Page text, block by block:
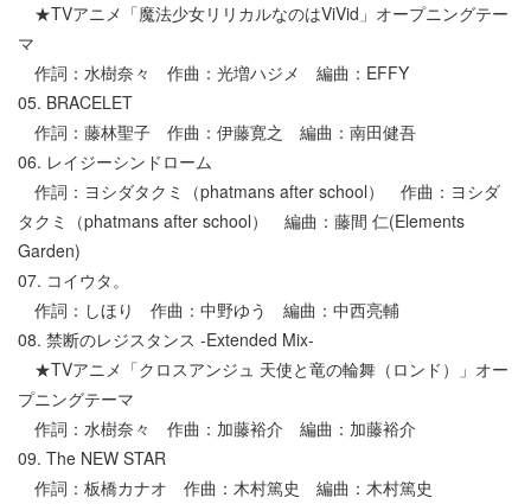
★TVアニメ「魔法少女リリカルなのはViVid」オープニングテー
マ
作詞：水樹奈々 作曲：光増ハジメ 編曲：EFFY
05. BRACELET
作詞：藤林聖子 作曲：伊藤寛之 編曲：南田健吾
06. レイジーシンドローム
作詞：ヨシダタクミ（phatmans after school） 作曲：ヨシダ
タクミ（phatmans after school） 編曲：藤間 仁(Elements
Garden)
07. コイウタ。
作詞：しほり 作曲：中野ゆう 編曲：中西亮輔
08. 禁断のレジスタンス -Extended Mix-
★TVアニメ「クロスアンジュ 天使と竜の輪舞（ロンド）」オー
プニングテーマ
作詞：水樹奈々 作曲：加藤裕介 編曲：加藤裕介
09. The NEW STAR
作詞：板橋カナオ 作曲：木村篤史 編曲：木村篤史